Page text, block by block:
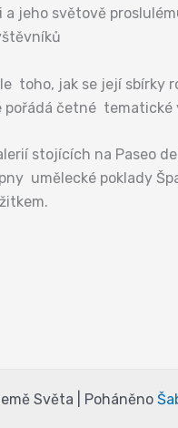
jeho světově
toho, jak se její
četné
stojících na Paseo
umělecké poklady
Světa | Poháněno